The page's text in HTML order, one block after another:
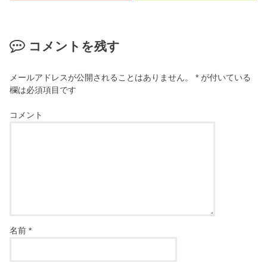
コメントを残す
メールアドレスが公開されることはありません。 * が付いている
欄は必須項目です
コメント
名前*